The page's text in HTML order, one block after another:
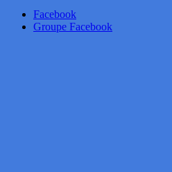
Facebook
Groupe Facebook